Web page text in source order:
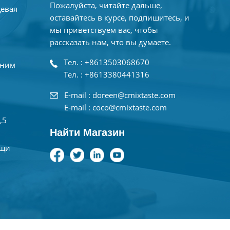
Пожалуйста, читайте дальше,
оставайтесь в курсе, подпишитесь, и
мы приветствуем вас, чтобы
рассказать нам, что вы думаете.
Тел. : +8613503068670
Тел. : +8613380441316
E-mail : doreen@cmixtaste.com
E-mail : coco@cmixtaste.com
Найти Магазин